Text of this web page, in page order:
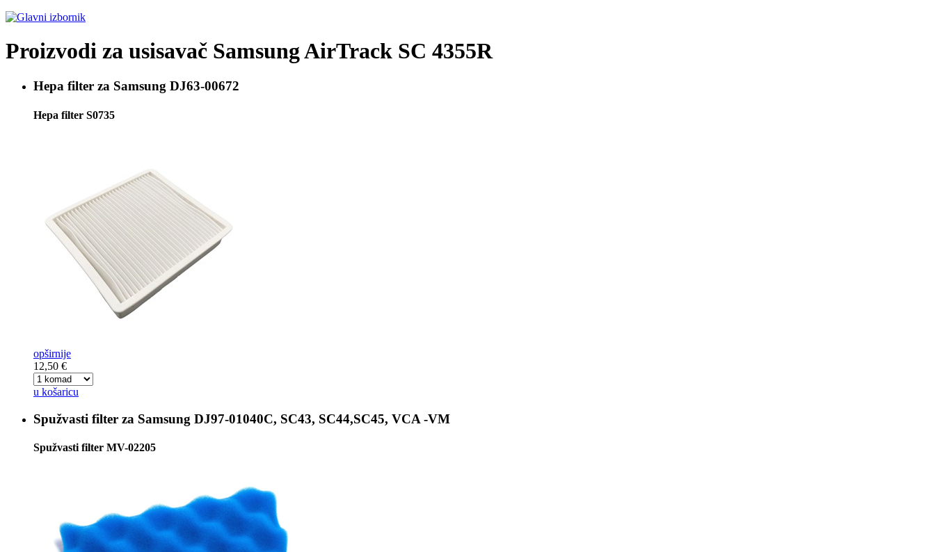
Proizvodi za usisavač Samsung AirTrack SC 4355R
Hepa filter za Samsung DJ63-00672
Hepa filter S0735
opširnije
12,50 €
u košaricu
Spužvasti filter za Samsung DJ97-01040C, SC43, SC44,SC45, VCA -VM
Spužvasti filter MV-02205